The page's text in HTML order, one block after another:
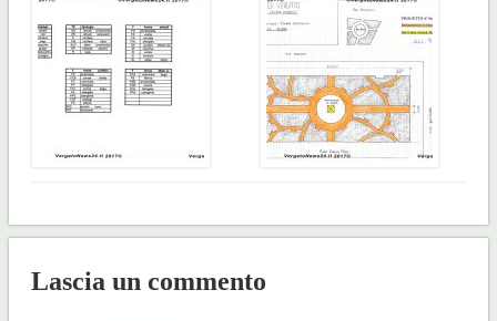
Lascia un commento